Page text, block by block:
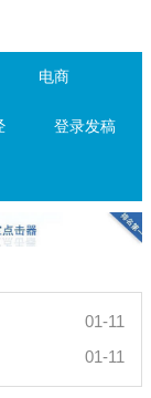
电商
登录发稿
01-11
01-11